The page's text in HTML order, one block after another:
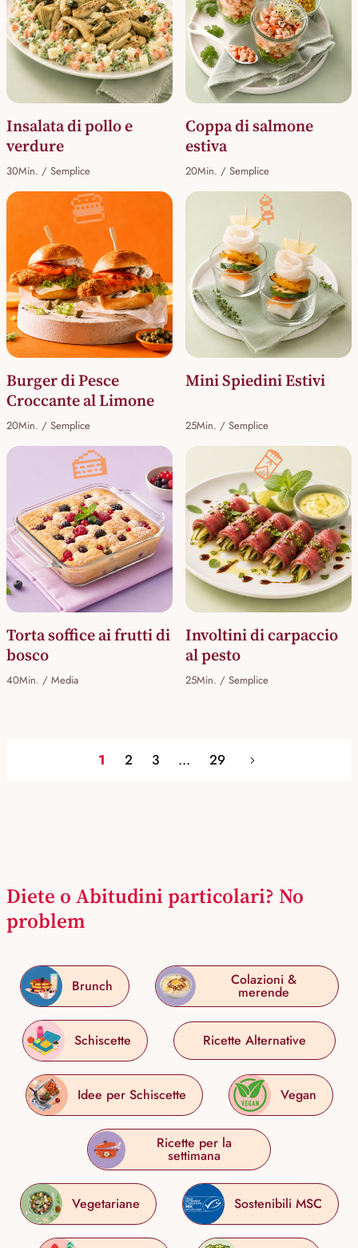
Insalata di pollo e
verdure
30Min. / Semplice
Coppa di salmone
estiva
20Min. / Semplice
🍔
Burger di Pesce
Croccante al Limone
20Min. / Semplice
🍢
Mini Spiedini Estivi
25Min. / Semplice
🍰
Torta soffice ai frutti di
bosco
40Min. / Media
🫔
Involtini di carpaccio
al pesto
25Min. / Semplice
1 2 3 ... 29
Diete o Abitudini particolari? No
problem
Brunch Colazioni &
merende
Schiscette Ricette Alternative
Idee per Schiscette Vegan
Ricette per la
settimana
Vegetariane Sostenibili MSC